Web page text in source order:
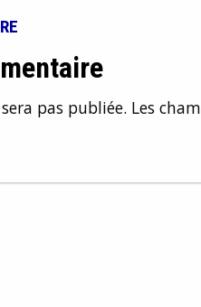
pas publiée. Les